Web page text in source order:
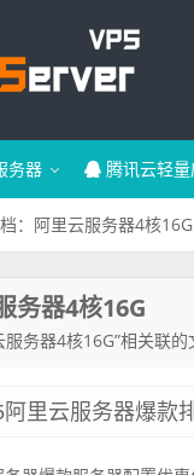
务器 腾讯云轻
：阿里云服务器4核16G
务器4核16G
务器4核16G”相关联的
里云服务器爆款